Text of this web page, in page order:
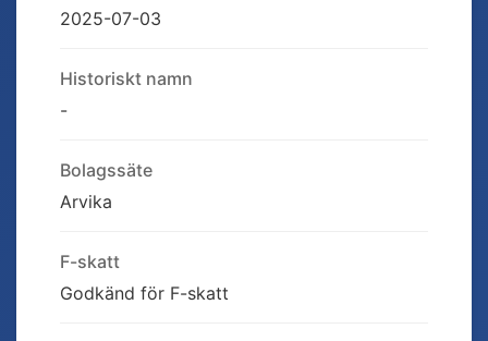
2025-07-03
Historiskt namn
-
Bolagssäte
Arvika
F-skatt
Godkänd för F-skatt